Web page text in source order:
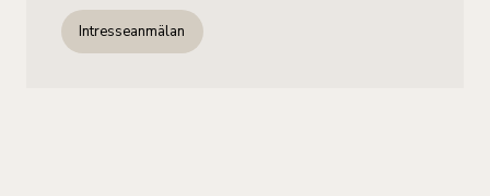
Intresseanmälan